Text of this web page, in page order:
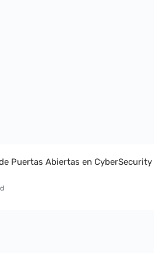
Puertas Abiertas en CyberSecurity